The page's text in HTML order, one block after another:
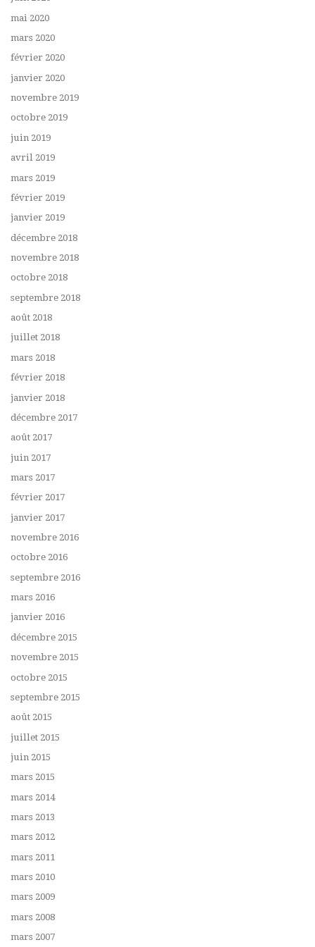
mai 2020
mars 2020
février 2020
janvier 2020
novembre 2019
octobre 2019
juin 2019
avril 2019
mars 2019
février 2019
janvier 2019
décembre 2018
novembre 2018
octobre 2018
septembre 2018
août 2018
juillet 2018
mars 2018
février 2018
janvier 2018
décembre 2017
août 2017
juin 2017
mars 2017
février 2017
janvier 2017
novembre 2016
octobre 2016
septembre 2016
mars 2016
janvier 2016
décembre 2015
novembre 2015
octobre 2015
septembre 2015
août 2015
juillet 2015
juin 2015
mars 2015
mars 2014
mars 2013
mars 2012
mars 2011
mars 2010
mars 2009
mars 2008
mars 2007